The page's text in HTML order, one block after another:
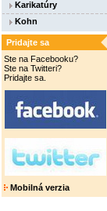
Karikatúry
Kohn
Pridajte sa
Ste na Facebooku?
Ste na Twitteri?
Pridajte sa.
Mobilná verzia